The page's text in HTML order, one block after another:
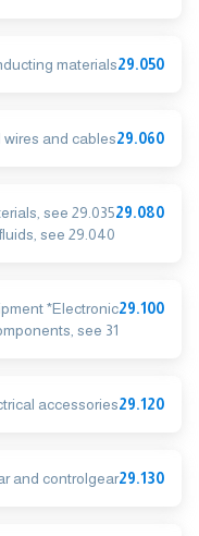
29.050
materials
29.060
wires and cables
29.080
see 29.035
see 29.040
29.100
*Electronic
see 31
29.120
accessories
29.130
and controlgear